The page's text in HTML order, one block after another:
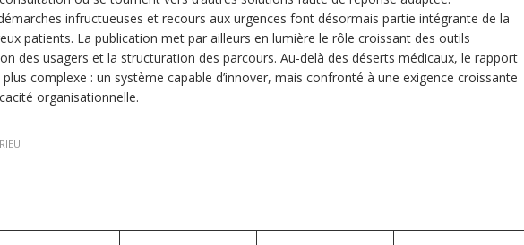
infructueuses et recours aux urgences font désormais partie intégrante de la
patients. La publication met par ailleurs en lumière le rôle croissant des outils
des usagers et la structuration des parcours. Au-delà des déserts médicaux, le rapport
complexe : un système capable d’innover, mais confronté à une exigence croissante
organisationnelle.